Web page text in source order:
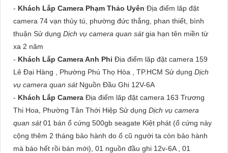
- Khách Lắp Camera Phạm Thảo Uyên Địa điểm lăp đặt
camera 74 vạn thủy tú, phường đức thắng, phan thiết, bình
thuận Sử dụng Dịch vụ camera quan sátgia hạn tên miền từ
xa 2 năm
- Khách Lắp Camera Anh Phi Địa điểm lăp đặt camera 159
Lê Đại Hàng , Phường Phú Thọ Hòa , TP.HCM Sử dụng Dịch
vụ camera quan sát Nguồn Đầu Ghi 12V-6A
- Khách Lắp Camera Địa điểm lăp đặt camera 163 Trương
Thi Hoa, Phường Tân Thới Hiệp Sử dụng Dịch vụ camera
quan sát01 bán ổ cứng 500gb seagate Kiệt phát (ổ cứng này
cộng thêm 2 tháng bảo hành do ổ cũ người ta còn bảo hành
mà báo hết rồi bán mới), 01 nguồn đầu ghi 12v-6A , 01